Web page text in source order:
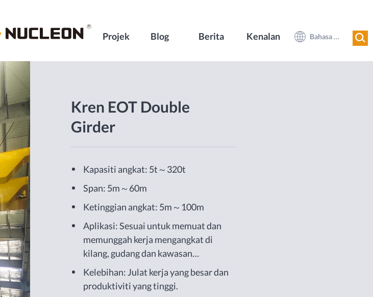
Projek Blog Berita Kenalan Bahasa Melayu
Kren EOT Double
Girder
Kapasiti angkat: 5t～320t
Span: 5m～60m
Ketinggian angkat: 5m～100m
Aplikasi: Sesuai untuk memuat dan
memunggah kerja mengangkat di
kilang, gudang dan kawasan
pengangkutan.
Kelebihan: Julat kerja yang besar dan
produktiviti yang tinggi.